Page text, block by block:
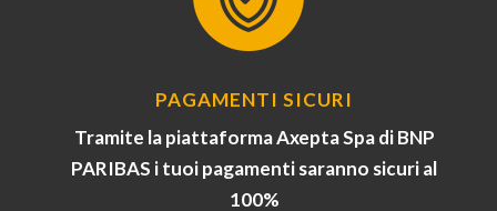
PAGAMENTI SICURI
Tramite la piattaforma Axepta Spa di BNP
PARIBAS i tuoi pagamenti saranno sicuri al
100%